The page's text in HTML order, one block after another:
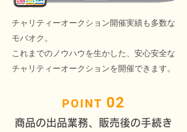
チャリティーオークション開催実績も多数な
モバオク。
これまでのノウハウを生かした、安心安全な
チャリティーオークションを開催できます。
POINT 02
商品の出品業務、販売後の手続き